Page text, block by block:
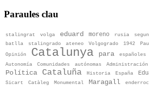
Paraules clau
stalingrat volga eduard moreno rusia
batlla
stalingrado ateneo Volgogrado 1942
Opinión Catalunya para españoles
Autonomía
Comunidades autónomas Administración
Política Cataluña Historia España
Sicart
Catàleg Monumental Maragall